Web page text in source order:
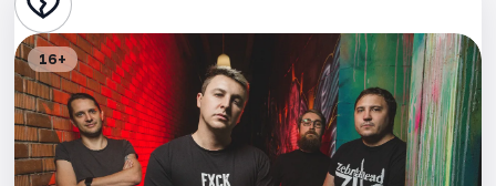
Стендап
Выставки
Квесты
16+